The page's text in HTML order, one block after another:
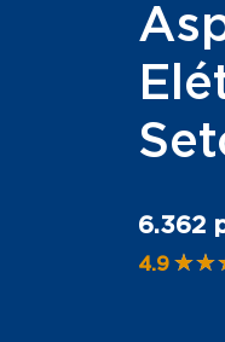
6.362
4.9